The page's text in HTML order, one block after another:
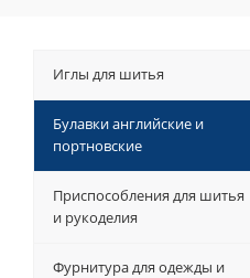
Иглы для шитья
Булавки английские и
портновские
Приспособления для шитья
и рукоделия
Фурнитура для одежды и